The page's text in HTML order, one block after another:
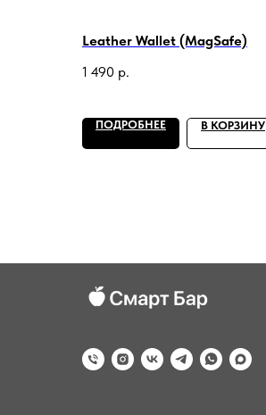
Leather Wallet (MagSafe)
1 490 р.
ПОДРОБНЕЕ В КОРЗИНУ